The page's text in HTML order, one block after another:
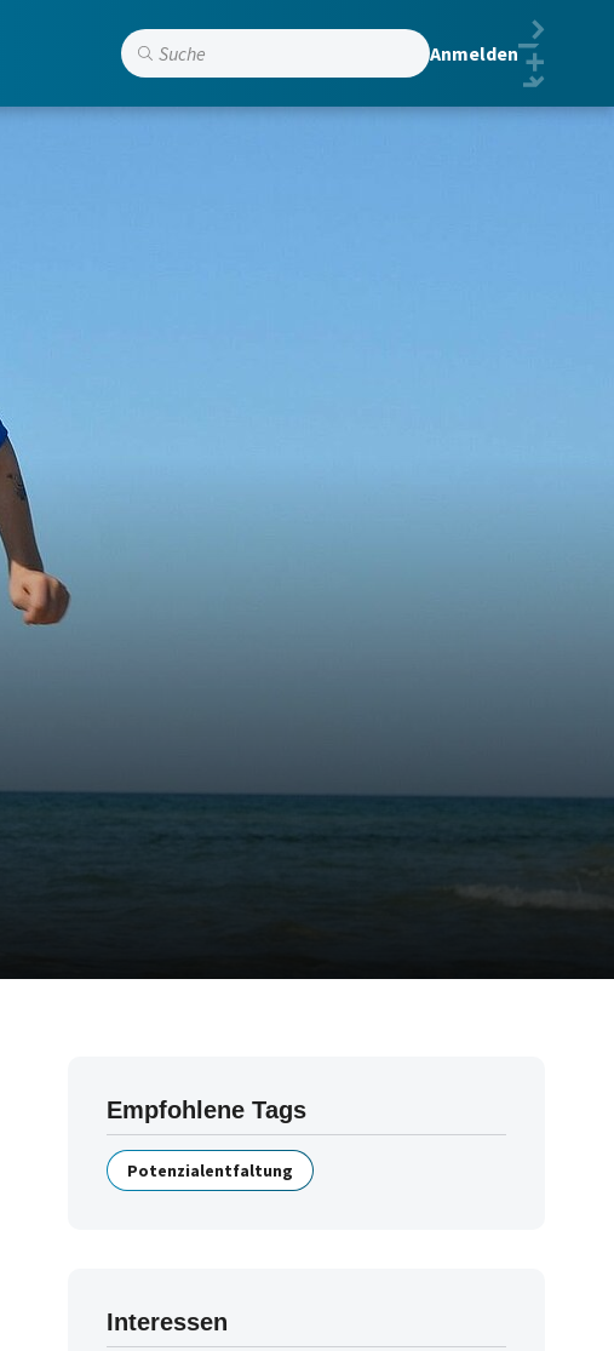
Anmelden
Empfohlene Tags
Potenzialentfaltung
Interessen